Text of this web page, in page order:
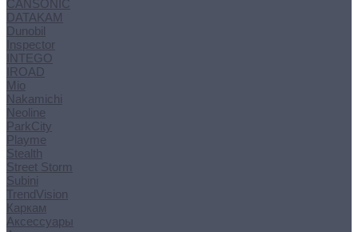
CANSONIC
DATAKAM
Dunobil
Inspector
INTEGO
IROAD
Mio
Nakamichi
Neoline
ParkCity
Playme
Stealth
Street Storm
Subini
TrendVision
Каркам
Аксессуары